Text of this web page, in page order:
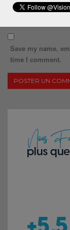
Save my name,
time I comment.